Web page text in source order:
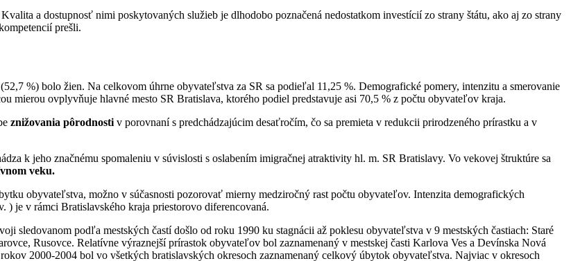
a dostupnosť nimi poskytovaných služieb je dlhodobo poznačená nedostatkom investícií zo strany štátu, ako aj zo strany
prešli.
%) bolo žien. Na celkovom úhrne obyvateľstva za SR sa podieľal 11,25 %. Demografické pomery, intenzitu a smerovanie
mierou ovplyvňuje hlavné mesto SR Bratislava, ktorého podiel predstavuje asi 70,5 % z počtu obyvateľov kraja.
znižovania pôrodnosti v porovnaní s predchádzajúcim desaťročím, čo sa premieta v redukcii prirodzeného prírastku a v
k jeho značnému spomaleniu v súvislosti s oslabením imigračnej atraktivity hl. m. SR Bratislavy. Vo vekovej štruktúre sa
veku.
obyvateľstva, možno v súčasnosti pozorovať mierny medziročný rast počtu obyvateľov. Intenzita demografických
je v rámci Bratislavského kraja priestorovo diferencovaná.
sledovanom podľa mestských častí došlo od roku 1990 ku stagnácii až poklesu obyvateľstva v 9 mestských častiach: Staré
Rusovce. Relatívne výraznejší prírastok obyvateľov bol zaznamenaný v mestskej časti Karlova Ves a Devínska Nová
2000-2004 bol vo všetkých bratislavských okresoch zaznamenaný celkový úbytok obyvateľstva. Najviac v okresoch